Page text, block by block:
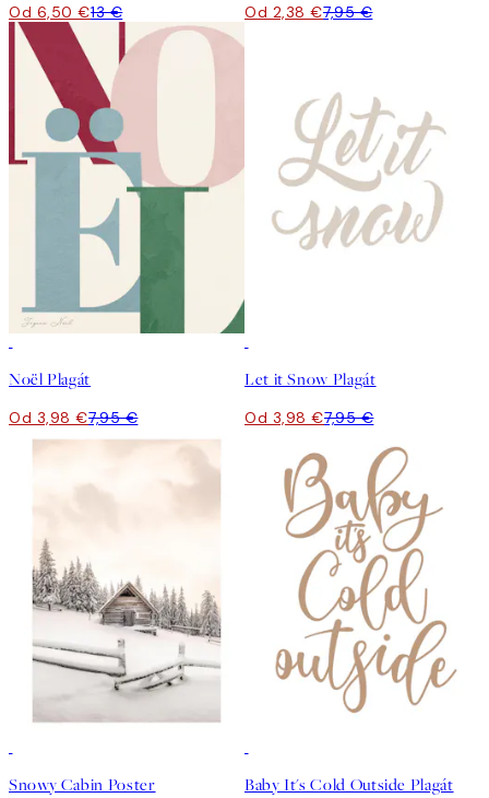
Od 6,50 €13 € Od 2,38 €7,95 €
Noël Plagát
Od 3,98 €7,95 €
Let it Snow Plagát
Od 3,98 €7,95 €
Snowy Cabin Poster Baby It's Cold Outside Plagát